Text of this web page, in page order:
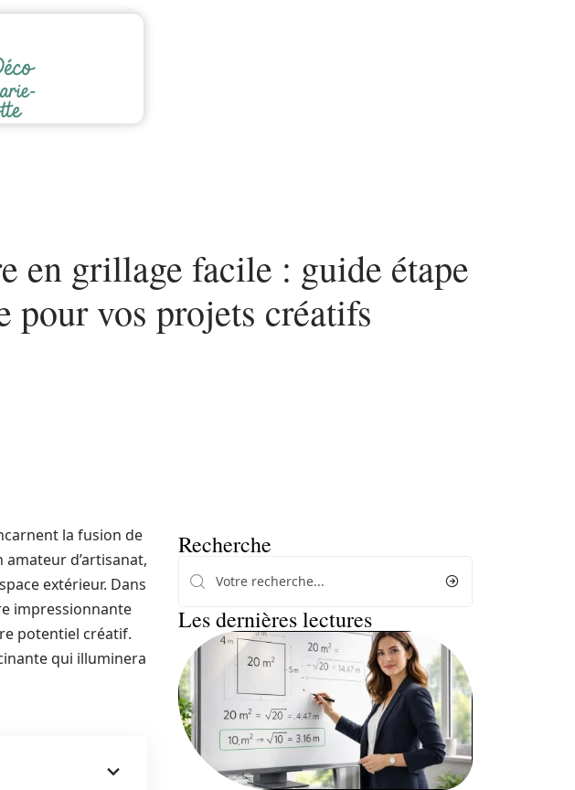
en grillage facile : guide étape
pour vos projets créatifs
la fusion de
d’artisanat,
extérieur. Dans
impressionnante
potentiel créatif.
qui illuminera
Recherche
Les dernières lectures